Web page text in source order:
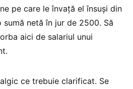
pe care le învață el însuși din
netă în jur de 2500. Să
aici de salariul unui
ce trebuie clarificat. Se